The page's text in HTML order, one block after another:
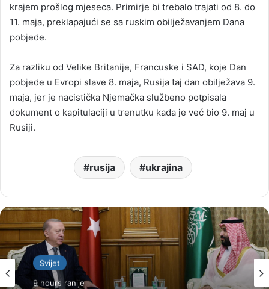
krajem prošlog mjeseca. Primirje bi trebalo trajati od 8. do
11. maja, preklapajući se sa ruskim obilježavanjem Dana
pobjede.
Za razliku od Velike Britanije, Francuske i SAD, koje Dan
pobjede u Evropi slave 8. maja, Rusija taj dan obilježava 9.
maja, jer je nacistička Njemačka službeno potpisala
dokument o kapitulaciji u trenutku kada je već bio 9. maj u
Rusiji.
rusija ukrajina
Svijet
9 hours ranije